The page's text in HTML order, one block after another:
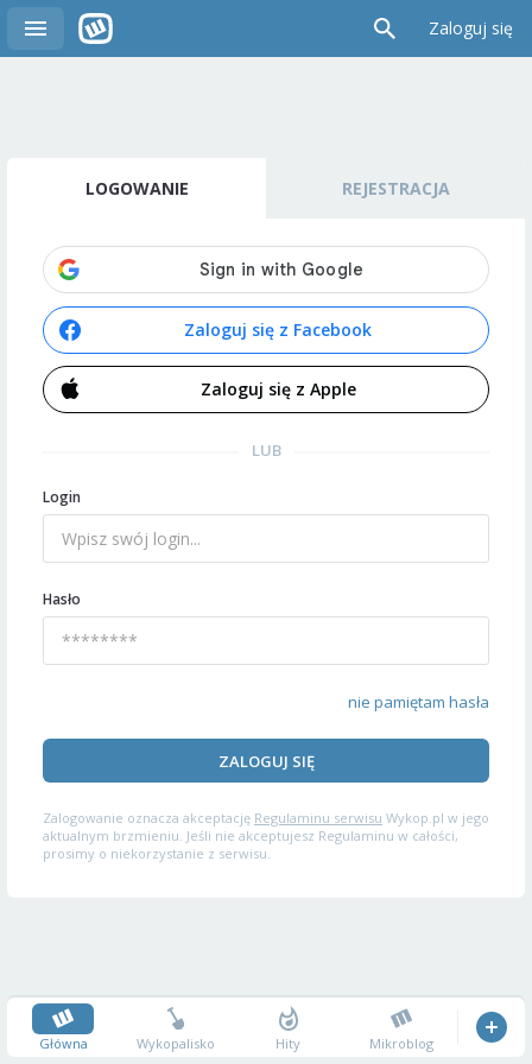
Zaloguj się
LOGOWANIE REJESTRACJA
Zaloguj się z Facebook
Zaloguj się z Apple
LUB
Login
Hasło
nie pamiętam hasła
ZALOGUJ SIĘ
Zalogowanie oznacza akceptację Regulaminu serwisu Wykop.pl w jego
aktualnym brzmieniu. Jeśli nie akceptujesz Regulaminu w całości,
prosimy o niekorzystanie z serwisu.
Główna Wykopalisko Hity Mikroblog